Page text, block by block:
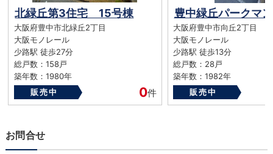
北緑丘第3住宅 15号棟
大阪府豊中市北緑丘2丁目
大阪モノレール
少路駅 徒歩27分
総戸数：158戸
築年数：1980年
販売中
0件
豊中緑丘パークマ
大阪府豊中市向丘2丁目
大阪モノレール
少路駅 徒歩13分
総戸数：28戸
築年数：1982年
販売中
お問合せ